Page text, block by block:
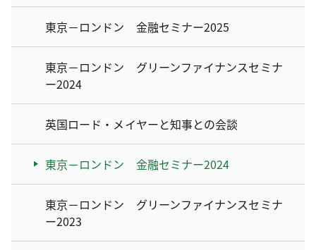
東京－ロンドン 金融セミナー2025
東京－ロンドン グリーンファイナンスセミナ
ー2024
英国ロード・メイヤーと知事との会談
東京－ロンドン 金融セミナー2024
東京－ロンドン グリーンファイナンスセミナ
ー2023